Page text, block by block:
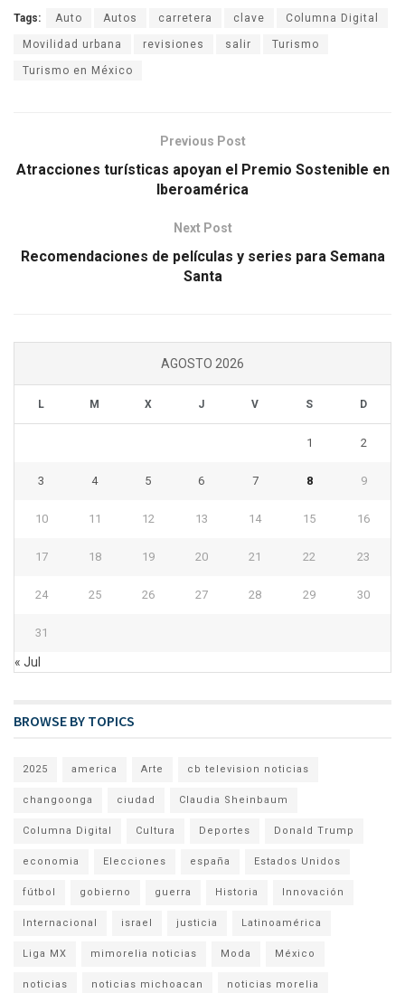
Tags: Auto Autos carretera clave Columna Digital
Movilidad urbana revisiones salir Turismo
Turismo en México
Previous Post
Atracciones turísticas apoyan el Premio Sostenible en
Iberoamérica
Next Post
Recomendaciones de películas y series para Semana
Santa
AGOSTO 2026
L M X J V S D
1 2
3 4 5 6 7 8 9
10 11 12 13 14 15 16
17 18 19 20 21 22 23
24 25 26 27 28 29 30
31
« Jul
BROWSE BY TOPICS
2025 america Arte cb television noticias
changoonga ciudad Claudia Sheinbaum
Columna Digital Cultura Deportes Donald Trump
economia Elecciones españa Estados Unidos
fútbol gobierno guerra Historia Innovación
Internacional israel justicia Latinoamérica
Liga MX mimorelia noticias Moda México
noticias noticias michoacan noticias morelia